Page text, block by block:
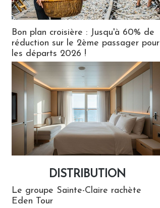
Bon plan croisière : Jusqu'à 60% de
réduction sur le 2ème passager pour
les départs 2026 !
DISTRIBUTION
Le groupe Sainte-Claire rachète
Eden Tour